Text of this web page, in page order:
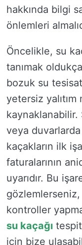
hakkında bilgi
önlemleri
Öncelikle, su
tanımak
bozuk su
yetersiz
veya
kaçakların ilk
faturalarının
uyarıdır. Bu
kontroller
su kaçağı
için bize